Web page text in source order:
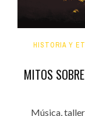
HISTORIA Y
MITOS
Música,